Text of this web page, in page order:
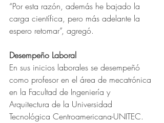
“Por esta razón, además he bajado la
carga científica, pero más adelante la
espero retomar”, agregó.
Desempeño Laboral
En sus inicios laborales se desempeñó
como profesor en el área de mecatrónica
en la Facultad de Ingeniería y
Arquitectura de la Universidad
Tecnológica Centroamericana-UNITEC.